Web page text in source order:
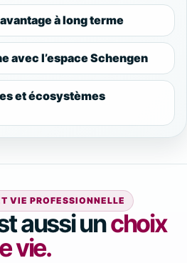
à long terme
avec l’espace Schengen
et écosystèmes
VIE PROFESSIONNELLE
aussi unchoix
vie.